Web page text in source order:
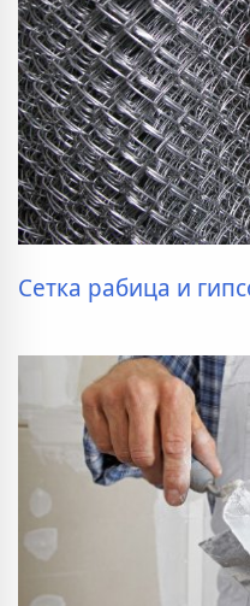
Сетка рабица и